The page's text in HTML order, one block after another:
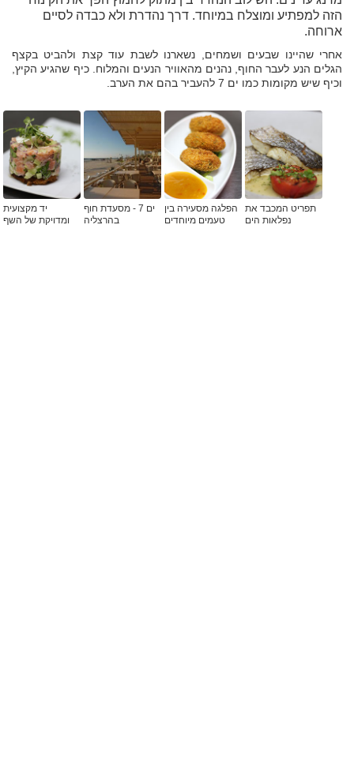
הזה למפתיע ומוצלח במיוחד. דרך נהדרת ולא כבדה לסיים
ארוחה.
אחרי שהיינו שבעים ושמחים, נשארנו לשבת עוד קצת ולהביט בקצף
הגלים הנע לעבר החוף, נהנים מהאוויר הנעים והמלוח. כיף שהגיע הקיץ,
וכיף שיש מקומות כמו ים 7 להעביר בהם את הערב.
תפריט המכבד את
נפלאות הים
הפלגה מסעירה בין
טעמים מיוחדים
ים 7 - מסעדת חוף
בהרצליה
יד מקצועית
ומדויקת של השף